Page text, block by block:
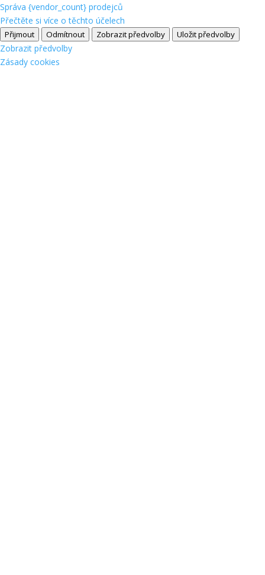
Správa {vendor_count} prodejců
Přečtěte si více o těchto účelech
Přijmout Odmítnout Zobrazit předvolby Uložit předvolby
Zobrazit předvolby
Zásady cookies